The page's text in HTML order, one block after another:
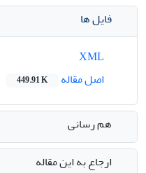
فایل ها
اصل مقاله
449.91 K
هم رسانی
ارجاع به این مقاله